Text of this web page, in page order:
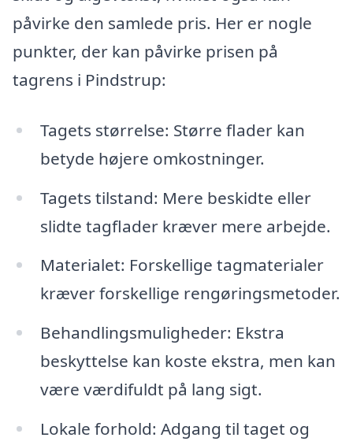
påvirke den samlede pris. Her er nogle
punkter, der kan påvirke prisen på
tagrens i Pindstrup:
Tagets størrelse: Større flader kan
betyde højere omkostninger.
Tagets tilstand: Mere beskidte eller
slidte tagflader kræver mere arbejde.
Materialet: Forskellige tagmaterialer
kræver forskellige rengøringsmetoder.
Behandlingsmuligheder: Ekstra
beskyttelse kan koste ekstra, men kan
være værdifuldt på lang sigt.
Lokale forhold: Adgang til taget og